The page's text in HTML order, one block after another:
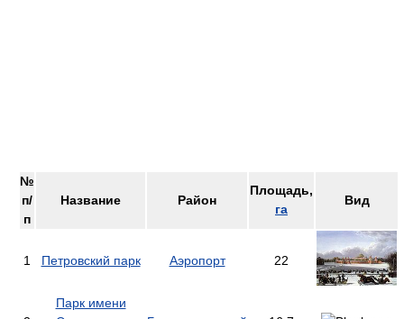
№
п/
п
Название Район
Площадь,
га
Вид
1 Петровский парк Аэропорт 22
Парк имени